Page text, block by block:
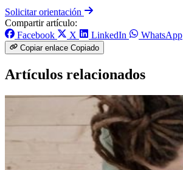
Solicitar orientación
Compartir artículo:
Facebook
X LinkedIn WhatsApp
Copiar enlace Copiado
Artículos relacionados